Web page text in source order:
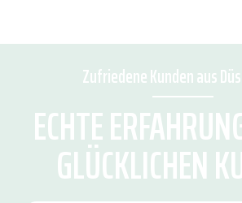
Zufriedene Kunden aus
ECHTE
GLÜCKLICHEN